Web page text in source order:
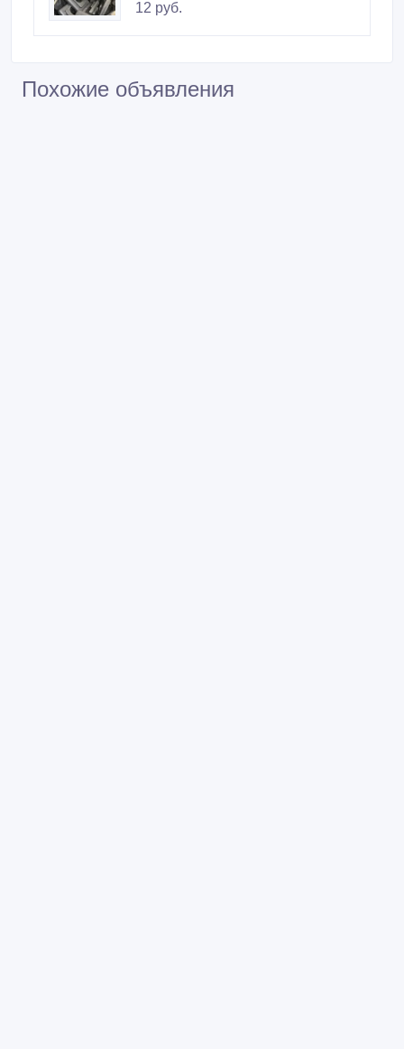
12 руб.
Похожие объявления